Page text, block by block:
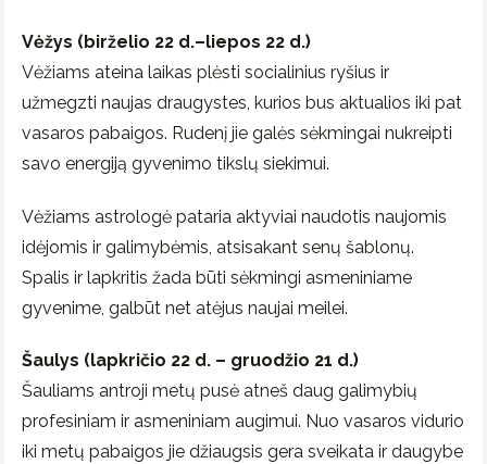
Vėžys (birželio 22 d.–liepos 22 d.)
Vėžiams ateina laikas plėsti socialinius ryšius ir
užmegzti naujas draugystes, kurios bus aktualios iki pat
vasaros pabaigos. Rudenį jie galės sėkmingai nukreipti
savo energiją gyvenimo tikslų siekimui.
Vėžiams astrologė pataria aktyviai naudotis naujomis
idėjomis ir galimybėmis, atsisakant senų šablonų.
Spalis ir lapkritis žada būti sėkmingi asmeniniame
gyvenime, galbūt net atėjus naujai meilei.
Šaulys (lapkričio 22 d. – gruodžio 21 d.)
Šauliams antroji metų pusė atneš daug galimybių
profesiniam ir asmeniniam augimui. Nuo vasaros vidurio
iki metų pabaigos jie džiaugsis gera sveikata ir daugybe